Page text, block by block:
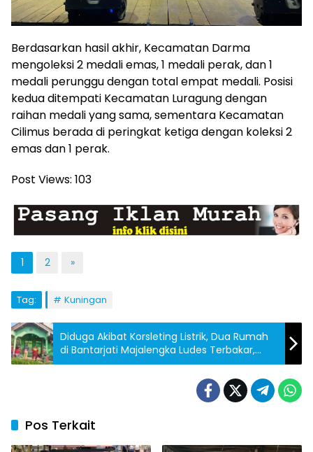
Berdasarkan hasil akhir, Kecamatan Darma
mengoleksi 2 medali emas, 1 medali perak, dan 1
medali perunggu dengan total empat medali. Posisi
kedua ditempati Kecamatan Luragung dengan
raihan medali yang sama, sementara Kecamatan
Cilimus berada di peringkat ketiga dengan koleksi 2
emas dan 1 perak.
Post Views: 103
1 2 »
Tag: Kuningan
Diduga Akibat Korsleting Listrik, Dua Rumah
di Bantarjati Majalengka Ludes Terbakar,
Kerugian Capai Rp200 Juta
Pos Terkait